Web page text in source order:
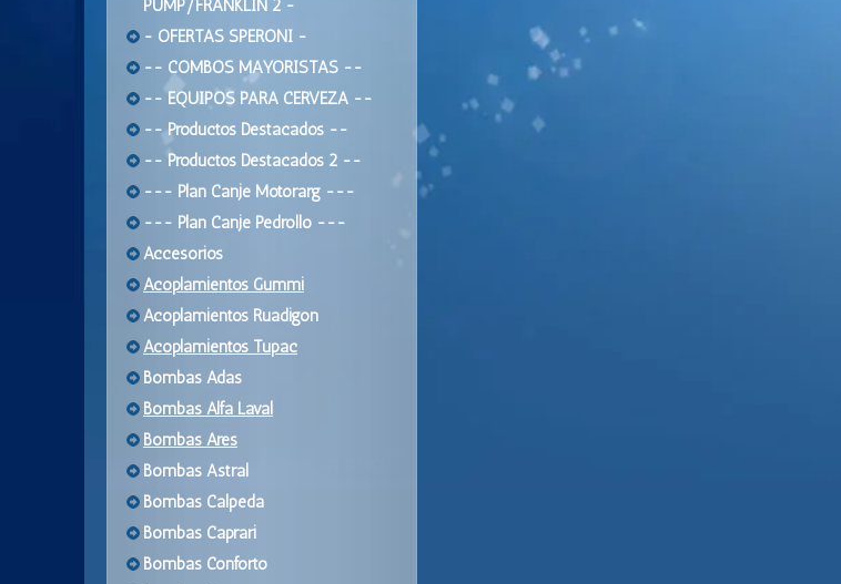
PUMP/FRANKLIN 2 -
- OFERTAS SPERONI -
-- COMBOS MAYORISTAS --
-- EQUIPOS PARA CERVEZA --
-- Productos Destacados --
-- Productos Destacados 2 --
--- Plan Canje Motorarg ---
--- Plan Canje Pedrollo ---
Accesorios
Acoplamientos Gummi
Acoplamientos Ruadigon
Acoplamientos Tupac
Bombas Adas
Bombas Alfa Laval
Bombas Ares
Bombas Astral
Bombas Calpeda
Bombas Caprari
Bombas Conforto